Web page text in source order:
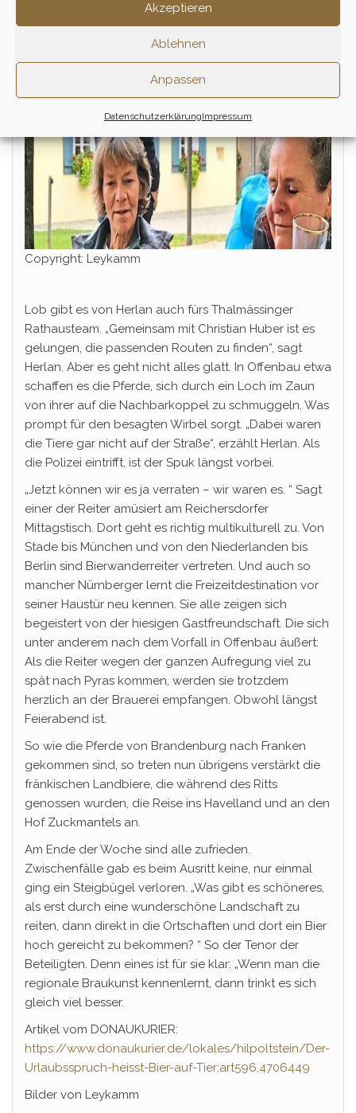
Akzeptieren
Ablehnen
Anpassen
DatenschutzerklärungImpressum
Copyright: Leykamm
Lob gibt es von Herlan auch fürs Thalmässinger
Rathausteam. „Gemeinsam mit Christian Huber ist es
gelungen, die passenden Routen zu finden“, sagt
Herlan. Aber es geht nicht alles glatt. In Offenbau etwa
schaffen es die Pferde, sich durch ein Loch im Zaun
von ihrer auf die Nachbarkoppel zu schmuggeln. Was
prompt für den besagten Wirbel sorgt. „Dabei waren
die Tiere gar nicht auf der Straße“, erzählt Herlan. Als
die Polizei eintrifft, ist der Spuk längst vorbei.
„Jetzt können wir es ja verraten – wir waren es. “ Sagt
einer der Reiter amüsiert am Reichersdorfer
Mittagstisch. Dort geht es richtig multikulturell zu. Von
Stade bis München und von den Niederlanden bis
Berlin sind Bierwanderreiter vertreten. Und auch so
mancher Nürnberger lernt die Freizeitdestination vor
seiner Haustür neu kennen. Sie alle zeigen sich
begeistert von der hiesigen Gastfreundschaft. Die sich
unter anderem nach dem Vorfall in Offenbau äußert:
Als die Reiter wegen der ganzen Aufregung viel zu
spät nach Pyras kommen, werden sie trotzdem
herzlich an der Brauerei empfangen. Obwohl längst
Feierabend ist.
So wie die Pferde von Brandenburg nach Franken
gekommen sind, so treten nun übrigens verstärkt die
fränkischen Landbiere, die während des Ritts
genossen wurden, die Reise ins Havelland und an den
Hof Zuckmantels an.
Am Ende der Woche sind alle zufrieden.
Zwischenfälle gab es beim Ausritt keine, nur einmal
ging ein Steigbügel verloren. „Was gibt es schöneres,
als erst durch eine wunderschöne Landschaft zu
reiten, dann direkt in die Ortschaften und dort ein Bier
hoch gereicht zu bekommen? “ So der Tenor der
Beteiligten. Denn eines ist für sie klar: „Wenn man die
regionale Braukunst kennenlernt, dann trinkt es sich
gleich viel besser.
Artikel vom DONAUKURIER:
https://www.donaukurier.de/lokales/hilpoltstein/Der-
Urlaubsspruch-heisst-Bier-auf-Tier;art596,4706449
Bilder von Leykamm